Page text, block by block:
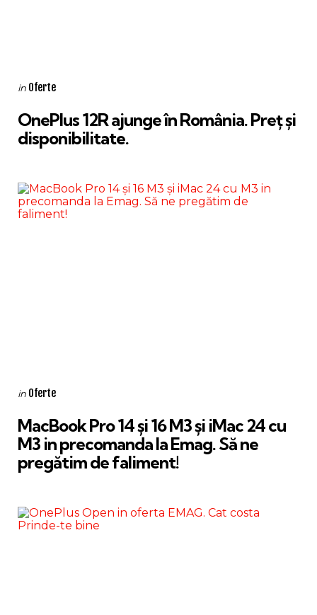
Categories
Posted
in Oferte
OnePlus 12R ajunge în România. Preț și
disponibilitate.
Categories
Posted
in Oferte
MacBook Pro 14 și 16 M3 și iMac 24 cu
M3 in precomanda la Emag. Să ne
pregătim de faliment!